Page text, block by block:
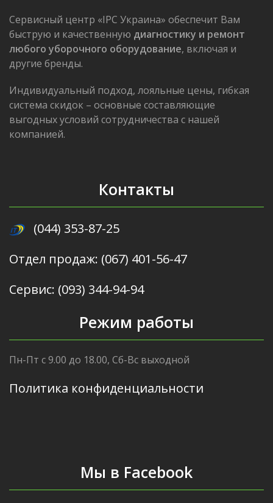
Сервисный центр «IPC Украина» обеспечит Вам
быструю и качественную диагностику и ремонт
любого уборочного оборудование, включая и
другие бренды.
Индивидуальный подход, лояльные цены, гибкая
система скидок – основные составляющие
выгодных условий сотрудничества с нашей
компанией.
Контакты
(044) 353-87-25
Отдел продаж: (067) 401-56-47
Сервис: (093) 344-94-94
Режим работы
Пн-Пт с 9.00 до 18.00, Сб-Вс выходной
Политика конфиденциальности
Мы в Facebook